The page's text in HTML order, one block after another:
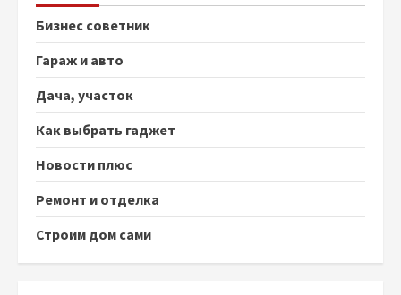
Бизнес советник
Гараж и авто
Дача, участок
Как выбрать гаджет
Новости плюс
Ремонт и отделка
Строим дом сами